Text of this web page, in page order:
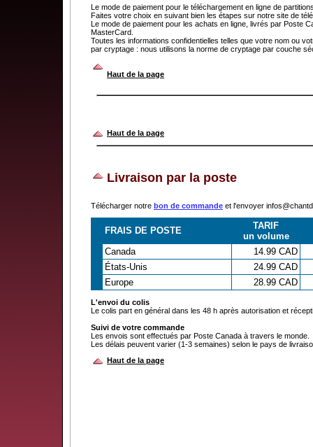
Le mode de paiement pour le téléchargement en ligne de
Faites votre choix en suivant bien les étapes sur notre site de
Le mode de paiement pour les achats en ligne, livrés par Poste
MasterCard.
Toutes les informations confidentielles telles que votre nom ou
par cryptage : nous utilisons la norme de cryptage par couche
Haut de la page
Haut de la page
Livraison par la poste
Télécharger notre bon de commande et l'envoyer
FRAIS DE POSTE
TARIF
un volume
Canada
14.99 CAD
États-Unis
24.99 CAD
Europe
28.99 CAD
L'envoi du colis
Le colis part en général dans les 48 h après autorisation et
Suivi de votre commande
Les envois sont effectués par Poste Canada à travers le monde.
Les délais peuvent varier (1-3 semaines) selon le pays de
Haut de la page